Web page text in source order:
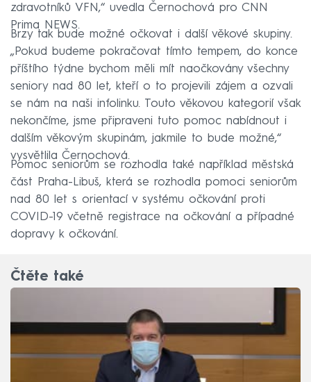
zdravotníků VFN,“ uvedla Černochová pro CNN
Prima NEWS.
Brzy tak bude možné očkovat i další věkové skupiny.
„Pokud budeme pokračovat tímto tempem, do konce
příštího týdne bychom měli mít naočkovány všechny
seniory nad 80 let, kteří o to projevili zájem a ozvali
se nám na naši infolinku. Touto věkovou kategorií však
nekončíme, jsme připraveni tuto pomoc nabídnout i
dalším věkovým skupinám, jakmile to bude možné,“
vysvětlila Černochová.
Pomoc seniorům se rozhodla také například městská
část Praha-Libuš, která se rozhodla pomoci seniorům
nad 80 let s orientací v systému očkování proti
COVID-19 včetně registrace na očkování a případné
dopravy k očkování.
Čtěte také